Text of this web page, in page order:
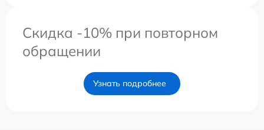
Скидка -10% при повторном
обращении
Узнать подробнее